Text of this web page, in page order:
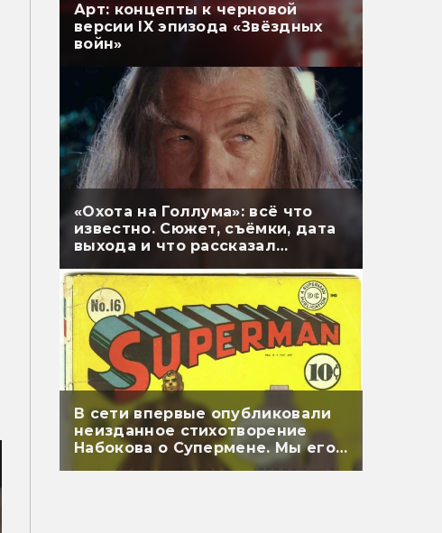
Арт: концепты к черновой
версии IX эпизода «Звёздных
войн»
«Охота на Голлума»: всё что
известно. Сюжет, съёмки, дата
выхода и что рассказал
В сети впервые опубликовали
неизданное стихотворение
Набокова о Супермене. Мы его
перевели